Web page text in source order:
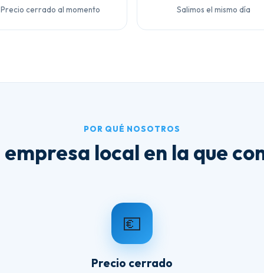
Precio cerrado al momento Salimos el mismo día
POR QUÉ NOSOTROS
empresa local en la que
💶
Precio cerrado